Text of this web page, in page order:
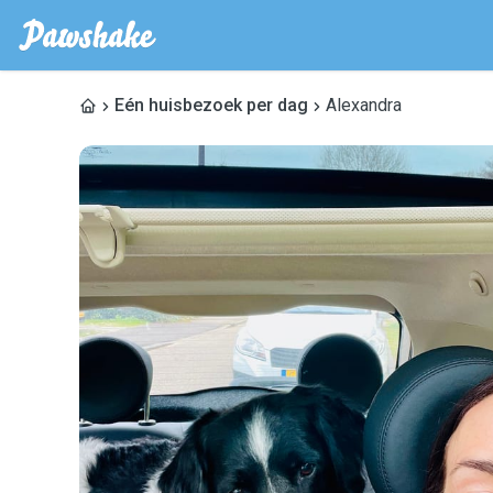
Eén huisbezoek per dag Alexandra